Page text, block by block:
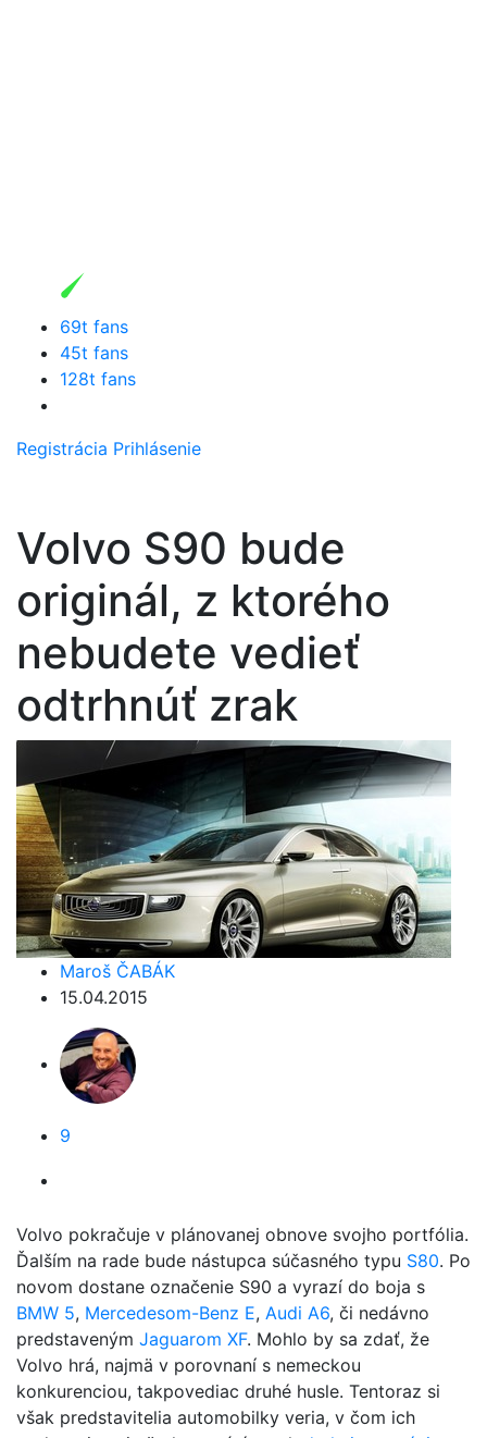
69t fans
45t fans
128t fans
Registrácia Prihlásenie
Volvo S90 bude
originál, z ktorého
nebudete vedieť
odtrhnúť zrak
Maroš ČABÁK
15.04.2015
9
Volvo pokračuje v plánovanej obnove svojho portfólia.
Ďalším na rade bude nástupca súčasného typu S80. Po
novom dostane označenie S90 a vyrazí do boja s
BMW 5, Mercedesom-Benz E, Audi A6, či nedávno
predstaveným Jaguarom XF. Mohlo by sa zdať, že
Volvo hrá, najmä v porovnaní s nemeckou
konkurenciou, takpovediac druhé husle. Tentoraz si
však predstavitelia automobilky veria, v čom ich